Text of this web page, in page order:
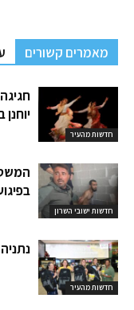
מאמרים קשורים
חדשות מהעיר
יוחנן
חדשות ישובי השרון
חדשות מהעיר